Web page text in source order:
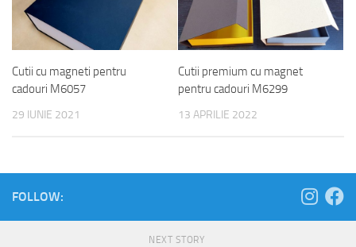
Cutii cu magneti pentru
cadouri M6057
29 IUNIE 2021
Cutii premium cu magnet
pentru cadouri M6299
13 APRILIE 2022
FOLLOW:
NEXT STORY